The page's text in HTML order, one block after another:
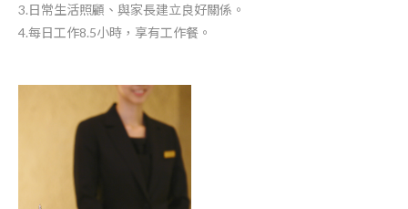
3.日常生活照顧、與家長建立良好關係。
4.每日工作8.5小時，享有工作餐。